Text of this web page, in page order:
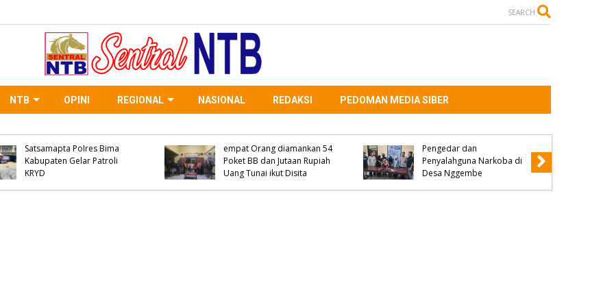
SEARCH
NTB OPINI REGIONAL NASIONAL REDAKSI PEDOMAN MEDIA SIBER
Kapolsek Belo Hadiri
Narkoba Yang
Diselenggarakan Oleh KKN
Universitas STKIP Tamsis
dan Umbo
WNA Asal Negara Arab
Desa Oi Saro, Unit Inafis
Satreskrim Polres Bima
Kabupaten Olah TKP, Pihak
Keluarga Menolak Diautopsi
Terduga Pelaku Pengedar
Narkoba Jenis Shabu 4
Paket BB Siap Edar Ikut
Disita